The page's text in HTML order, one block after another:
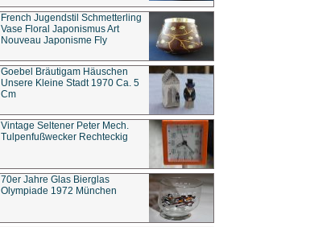
French Jugendstil Schmetterling
Vase Floral Japonismus Art
Nouveau Japonisme Fly
Goebel Bräutigam Häuschen
Unsere Kleine Stadt 1970 Ca. 5
Cm
Vintage Seltener Peter Mech.
Tulpenfußwecker Rechteckig
70er Jahre Glas Bierglas
Olympiade 1972 München